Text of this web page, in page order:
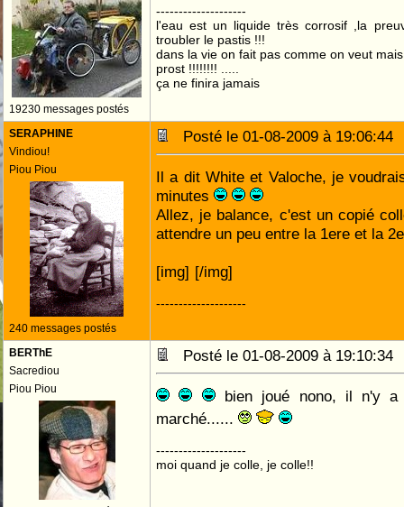
19230 messages postés
--------------------
l'eau est un liquide très corrosif ,la
troubler le pastis !!!
dans la vie on fait pas comme on veut
prost !!!!!!!! .....
ça ne finira jamais
SERAPHINE
Vindiou!
Piou Piou
240 messages postés
Posté le 01-08-2009 à
Il a dit White et Valoche, je
minutes
Allez, je balance, c'est un copié
attendre un peu entre la 1ere et la
[img] [/img]
--------------------
BERThE
Sacrediou
Piou Piou
Posté le 01-08-2009 à
bien joué nono, il n'y a
marché......
--------------------
moi quand je colle, je colle!!